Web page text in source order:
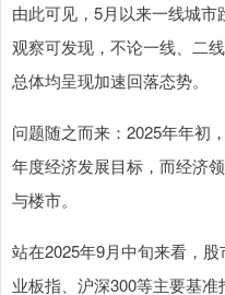
由此可见，5月以来一线城
观察可发现，不论一线、二
总体均呈现加速回落态势。
问题随之而来：2025年年初
年度经济发展目标，而经济
与楼市。
站在2025年9月中旬来看，
业板指、沪深300等主要基